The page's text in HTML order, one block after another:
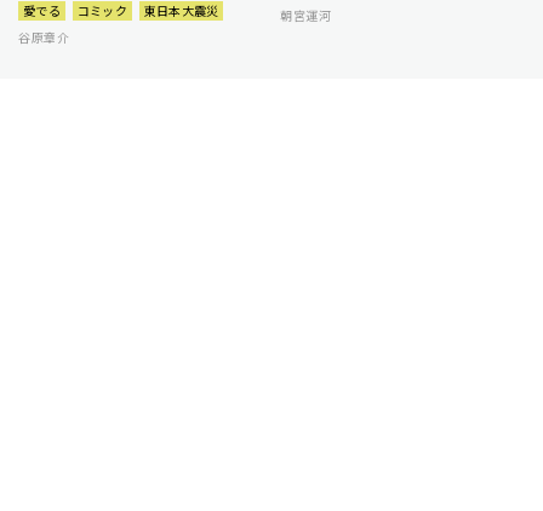
愛でる コミック
東日本大震災
谷原章介
朝宮運河